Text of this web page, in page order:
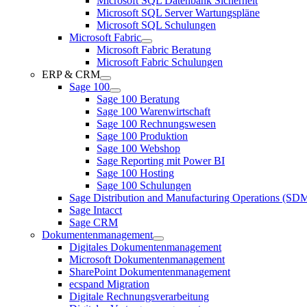
Microsoft SQL Server Wartungspläne
Microsoft SQL Schulungen
Microsoft Fabric
Microsoft Fabric Beratung
Microsoft Fabric Schulungen
ERP & CRM
Sage 100
Sage 100 Beratung
Sage 100 Warenwirtschaft
Sage 100 Rechnungswesen
Sage 100 Produktion
Sage 100 Webshop
Sage Reporting mit Power BI
Sage 100 Hosting
Sage 100 Schulungen
Sage Distribution and Manufacturing Operations
Sage Intacct
Sage CRM
Dokumentenmanagement
Digitales Dokumentenmanagement
Microsoft Dokumentenmanagement
SharePoint Dokumentenmanagement
ecspand Migration
Digitale Rechnungsverarbeitung